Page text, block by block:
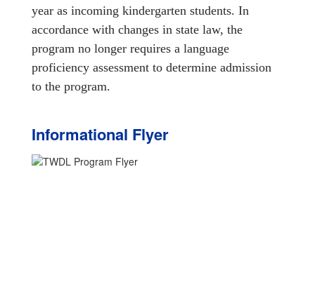
year as incoming kindergarten students. In
accordance with changes in state law, the
program no longer requires a language
proficiency assessment to determine admission
to the program.
Informational Flyer